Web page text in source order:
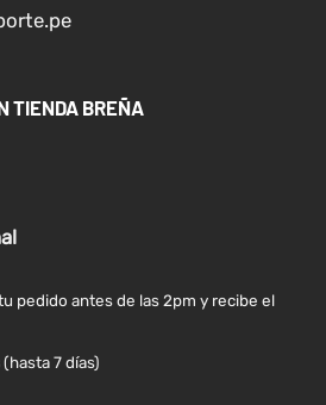
TIENDA BREÑA
pedido antes de las 2pm y recibe el
(hasta 7 días)